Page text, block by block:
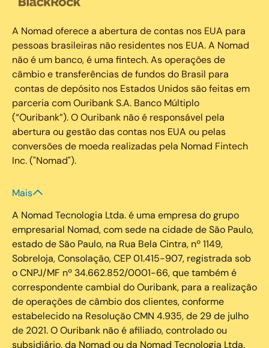
A Nomad oferece a abertura de contas nos EUA para
pessoas brasileiras não residentes nos EUA. A Nomad
não é um banco, é uma fintech. As operações de
câmbio e transferências de fundos do Brasil para
contas de depósito nos Estados Unidos são feitas em
parceria com Ouribank S.A. Banco Múltiplo
(“Ouribank”). O Ouribank não é responsável pela
abertura ou gestão das contas nos EUA ou pelas
conversões de moeda realizadas pela Nomad Fintech
Inc. ("Nomad").
Mais
A Nomad Tecnologia Ltda. é uma empresa do grupo
empresarial Nomad, com sede na cidade de São Paulo,
estado de São Paulo, na Rua Bela Cintra, nº 1149,
Sobreloja, Consolação, CEP 01.415-907, registrada sob
o CNPJ/MF nº 34.662.852/0001-66, que também é
correspondente cambial do Ouribank, para a realização
de operações de câmbio dos clientes, conforme
estabelecido na Resolução CMN 4.935, de 29 de julho
de 2021. O Ouribank não é afiliado, controlado ou
subsidiário, da Nomad ou da Nomad Tecnologia Ltda.